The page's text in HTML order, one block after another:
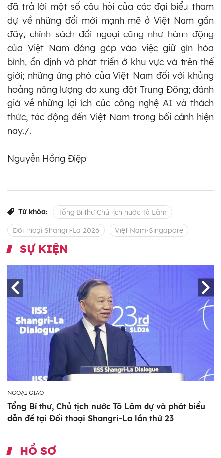
đã trả lời một số câu hỏi của các đại biểu tham
dự về những đổi mới mạnh mẽ ở Việt Nam gần
đây; chính sách đối ngoại cũng như hành động
của Việt Nam đóng góp vào việc giữ gìn hòa
bình, ổn định và phát triển ở khu vực và trên thế
giới; những ứng phó của Việt Nam đối với khủng
hoảng năng lượng do xung đột Trung Đông; đánh
giá về những lợi ích của công nghệ AI và thách
thức, tác động đến Việt Nam trong bối cảnh hiện
nay./.
Nguyễn Hồng Điệp
Từ khóa: Tổng Bí thư Chủ tịch nước Tô Lâm
Đối thoại Shangri-La 2026 Việt Nam-Singapore
SỰ KIỆN
NGOẠI GIAO
Tổng Bí thư, Chủ tịch nước Tô Lâm dự và phát biểu
dẫn đề tại Đối thoại Shangri-La lần thứ 23
HỒ SƠ